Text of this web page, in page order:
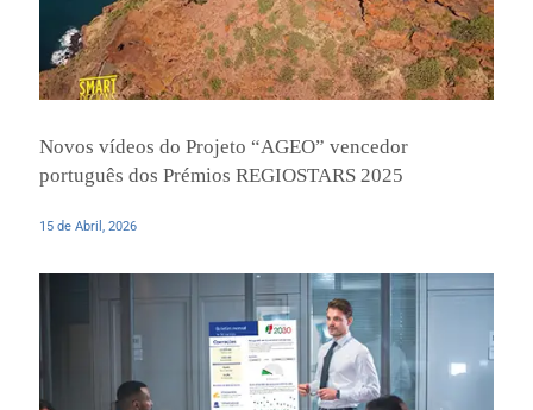
Novos vídeos do Projeto “AGEO” vencedor
português dos Prémios REGIOSTARS 2025
15 de Abril, 2026